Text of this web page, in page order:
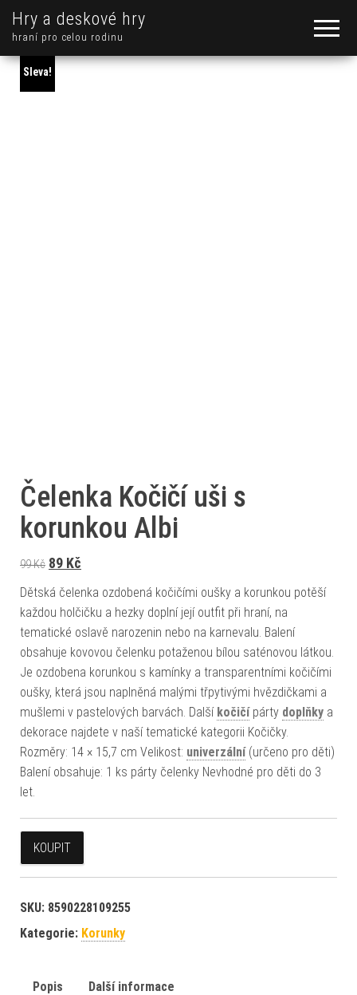
Hry a deskové hry
hraní pro celou rodinu
Sleva!
Čelenka Kočičí uši s
korunkou Albi
99Kč Původní cena byla: 99 Kč.
89 Kč
Dětská čelenka ozdobená kočičími oušky a korunkou potěší
každou holčičku a hezky doplní její outfit při hraní, na
tematické oslavě narozenin nebo na karnevalu. Balení
obsahuje kovovou čelenku potaženou bílou saténovou látkou.
Je ozdobena korunkou s kamínky a transparentními kočičími
oušky, která jsou naplněná malými třpytivými hvězdičkami a
mušlemi v pastelových barvách. Další kočičípárty doplňky a
dekorace najdete v naší tematické kategorii Kočičky.
Rozměry: 14 × 15,7 cm Velikost: univerzální(určeno pro děti)
Balení obsahuje: 1 ks párty čelenky Nevhodné pro děti do 3
let.
KOUPIT
SKU: 8590228109255
Kategorie: Korunky
Popis Další informace